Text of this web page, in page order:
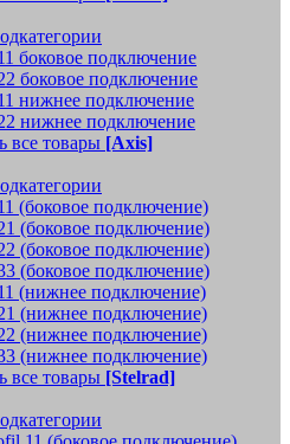
боковое подключение
боковое подключение
нижнее подключение
нижнее подключение
все товары [Axis]
(боковое подключение)
(боковое подключение)
(боковое подключение)
(боковое подключение)
(нижнее подключение)
(нижнее подключение)
(нижнее подключение)
(нижнее подключение)
все товары [Stelrad]